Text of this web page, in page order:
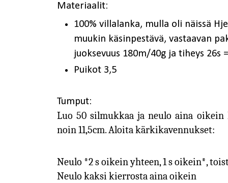
Materiaalit:
100% villalanka, mulla oli näissä
muukin käsinpestävä, vastaavan
juoksevuus 180m/40g ja tiheys 26s
Puikot 3,5
Tumput:
Luo 50 silmukkaa ja neulo aina oikein
noin 11,5cm. Aloita kärkikavennukset:
Neulo *2 s oikein yhteen, 1 s oikein*,
Neulo kaksi kierrosta aina oikein